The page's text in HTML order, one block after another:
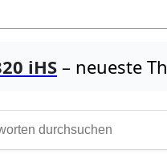
iHS – neueste